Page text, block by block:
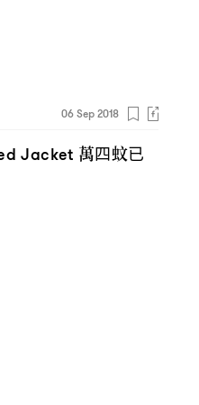
06 Sep 2018
Jacket 萬四蚊已